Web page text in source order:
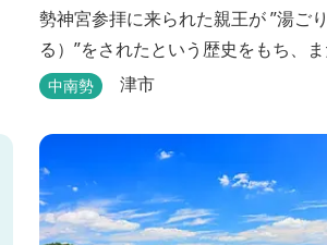
勢神宮参拝に来られた親王が ”湯ご
る）”をされたという歴史をもち、
女・清少納言が 「枕草子」で”湯は七
として祀っていることもあって、恋
っています。 このように、宮中や
く、つるつるスベスベの肌ざわりの
の癒し...
中南勢 津市